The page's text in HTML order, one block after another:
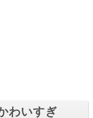
わいすぎ